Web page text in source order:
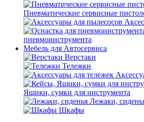
Пневматические сервисные
пневмоинструмента
Мебель для Автосервиса
Верстаки
Тележки
Ящики, сумки для инструмента
Лежаки,
Шкафы